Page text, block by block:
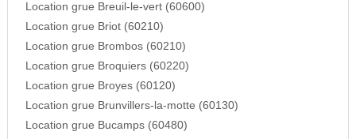
Location grue Breuil-le-vert (60600)
Location grue Briot (60210)
Location grue Brombos (60210)
Location grue Broquiers (60220)
Location grue Broyes (60120)
Location grue Brunvillers-la-motte (60130)
Location grue Bucamps (60480)